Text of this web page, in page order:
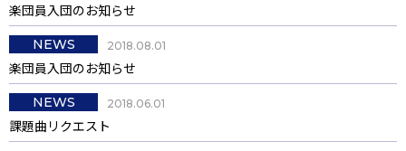
楽団員入団のお知らせ
2018.08.01
NEWS
楽団員入団のお知らせ
2018.06.01
NEWS
課題曲リクエスト